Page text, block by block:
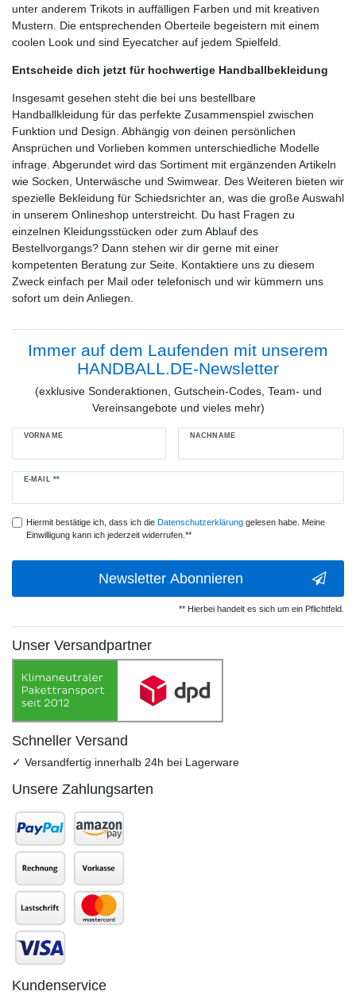
unter anderem Trikots in auffälligen Farben und mit kreativen
Mustern. Die entsprechenden Oberteile begeistern mit einem
coolen Look und sind Eyecatcher auf jedem Spielfeld.
Entscheide dich jetzt für hochwertige Handballbekleidung
Insgesamt gesehen steht die bei uns bestellbare
Handballkleidung für das perfekte Zusammenspiel zwischen
Funktion und Design. Abhängig von deinen persönlichen
Ansprüchen und Vorlieben kommen unterschiedliche Modelle
infrage. Abgerundet wird das Sortiment mit ergänzenden Artikeln
wie Socken, Unterwäsche und Swimwear. Des Weiteren bieten wir
spezielle Bekleidung für Schiedsrichter an, was die große Auswahl
in unserem Onlineshop unterstreicht. Du hast Fragen zu
einzelnen Kleidungsstücken oder zum Ablauf des
Bestellvorgangs? Dann stehen wir dir gerne mit einer
kompetenten Beratung zur Seite. Kontaktiere uns zu diesem
Zweck einfach per Mail oder telefonisch und wir kümmern uns
sofort um dein Anliegen.
Immer auf dem Laufenden mit unserem
HANDBALL.DE-Newsletter
(exklusive Sonderaktionen, Gutschein-Codes, Team- und
Vereinsangebote und vieles mehr)
VORNAME NACHNAME
E-MAIL **
Newsletter
Hiermit bestätige ich, dass ich die Daten­schutz­erklärunggelesen habe. Meine
Einwilligung kann ich jederzeit widerrufen.**
Newsletter Abonnieren
** Hierbei handelt es sich um ein Pflichtfeld.
Unser Versandpartner
Schneller Versand
✓ Versandfertig innerhalb 24h bei Lagerware
Unsere Zahlungsarten
Kundenservice